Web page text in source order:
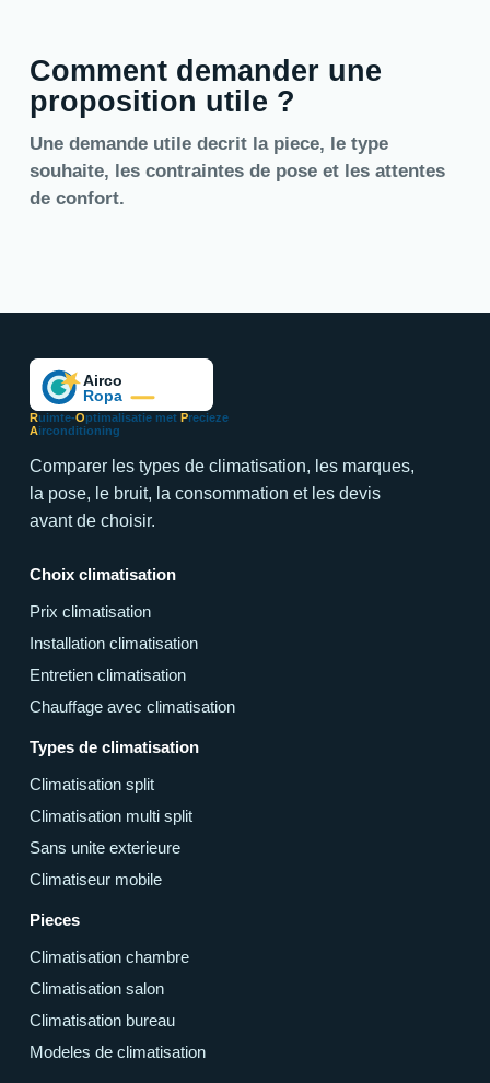
Comment demander une
proposition utile ?
Une demande utile decrit la piece, le type
souhaite, les contraintes de pose et les attentes
de confort.
Ruimte-Optimalisatie met Precieze
Airconditioning
Comparer les types de climatisation, les marques,
la pose, le bruit, la consommation et les devis
avant de choisir.
Choix climatisation
Prix climatisation
Installation climatisation
Entretien climatisation
Chauffage avec climatisation
Types de climatisation
Climatisation split
Climatisation multi split
Sans unite exterieure
Climatiseur mobile
Pieces
Climatisation chambre
Climatisation salon
Climatisation bureau
Modeles de climatisation